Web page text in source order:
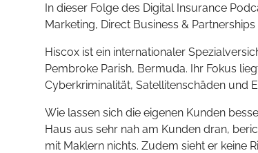
In dieser Folge des Digital Insurance
Marketing, Direct Business & Partnerships
Hiscox ist ein internationaler
Pembroke Parish, Bermuda. Ihr Fokus
Cyberkriminalität, Satellitenschäden und
Wie lassen sich die eigenen Kunden
Haus aus sehr nah am Kunden dran,
mit Maklern nichts. Zudem sieht er keine